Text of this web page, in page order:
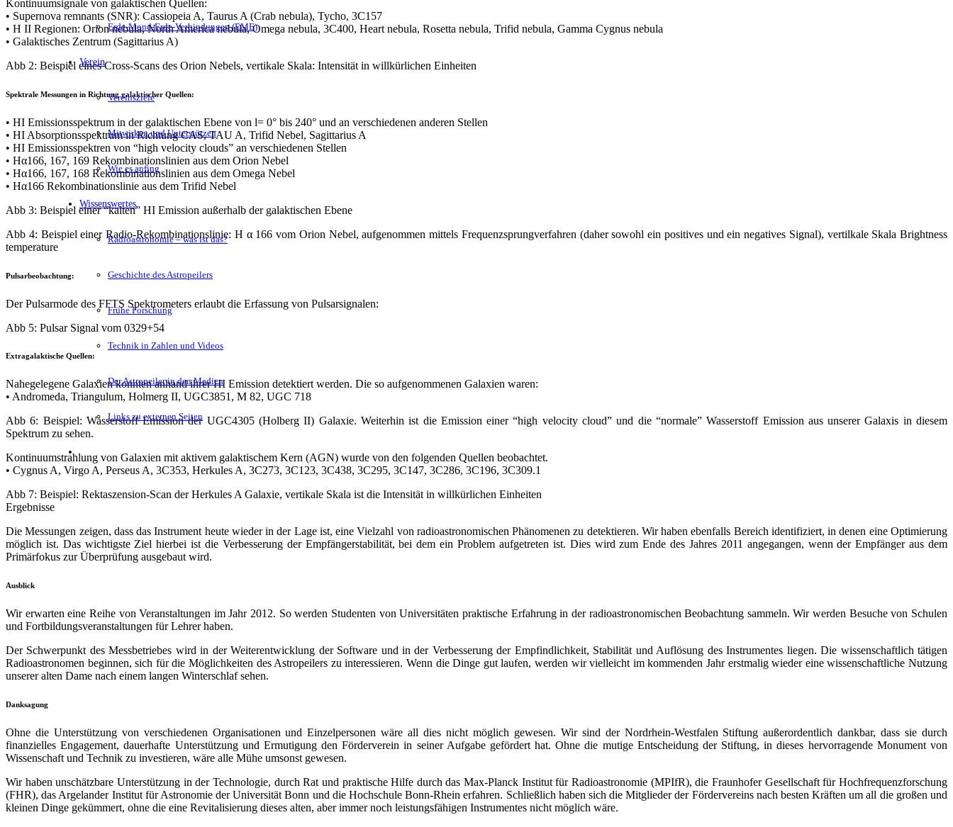
Erde-Mond-Erde-Verbindungen (EME)
Verein
Vereinsziele
Mitwirken und Unterstützen
Wie es anfing
Wissenswertes
Radioastronomie – was ist das?
Geschichte des Astropeilers
Frühe Forschung
Technik in Zahlen und Videos
Der Astropeiler in den Medien
Links zu externen Seiten
Kontinuumsignale von galaktischen Quellen:
• Supernova remnants (SNR): Cassiopeia A, Taurus A (Crab nebula), Tycho, 3C157
• H II Regionen: Orion nebula, North America nebula, Omega nebula, 3C400, Heart nebula, Rosetta nebula, Trifid nebula, Gamma Cygnus nebula
• Galaktisches Zentrum (Sagittarius A)
Abb 2: Beispiel eines Cross-Scans des Orion Nebels, vertikale Skala: Intensität in willkürlichen Einheiten
Spektrale Messungen in Richtung galaktischer Quellen:
• HI Emissionsspektrum in der galaktischen Ebene von l= 0° bis 240° und an verschiedenen anderen Stellen
• HI Absorptionsspektrum in Richtung CAS, TAU A, Trifid Nebel, Sagittarius A
• HI Emissionsspektren von “high velocity clouds” an verschiedenen Stellen
• Hα166, 167, 169 Rekombinationslinien aus dem Orion Nebel
• Hα166, 167, 168 Rekombinationslinien aus dem Omega Nebel
• Hα166 Rekombinationslinie aus dem Trifid Nebel
Abb 3: Beispiel einer “kalten” HI Emission außerhalb der galaktischen Ebene
Abb 4: Beispiel einer Radio-Rekombinationslinie: H α 166 vom Orion Nebel, aufgenommen mittels Frequenzsprungverfahren (daher sowohl ein positives und ein negatives Signal), vertilkale Skala Brightness
temperature
Pulsarbeobachtung:
Der Pulsarmode des FFTS Spektrometers erlaubt die Erfassung von Pulsarsignalen:
Abb 5: Pulsar Signal vom 0329+54
Extragalaktische Quellen:
Nahegelegene Galaxien konnten anhand ihrer HI Emission detektiert werden. Die so aufgenommenen Galaxien waren:
• Andromeda, Triangulum, Holmerg II, UGC3851, M 82, UGC 718
Abb 6: Beispiel: Wasserstoff Emission der UGC4305 (Holberg II) Galaxie. Weiterhin ist die Emission einer “high velocity cloud” und die “normale” Wasserstoff Emission aus unserer Galaxis in diesem
Spektrum zu sehen.
Kontinuumstrahlung von Galaxien mit aktivem galaktischem Kern (AGN) wurde von den folgenden Quellen beobachtet.
• Cygnus A, Virgo A, Perseus A, 3C353, Herkules A, 3C273, 3C123, 3C438, 3C295, 3C147, 3C286, 3C196, 3C309.1
Abb 7: Beispiel: Rektaszension-Scan der Herkules A Galaxie, vertikale Skala ist die Intensität in willkürlichen Einheiten
Ergebnisse
Die Messungen zeigen, dass das Instrument heute wieder in der Lage ist, eine Vielzahl von radioastronomischen Phänomenen zu detektieren. Wir haben ebenfalls Bereich identifiziert, in denen eine Optimierung
möglich ist. Das wichtigste Ziel hierbei ist die Verbesserung der Empfängerstabilität, bei dem ein Problem aufgetreten ist. Dies wird zum Ende des Jahres 2011 angegangen, wenn der Empfänger aus dem
Primärfokus zur Überprüfung ausgebaut wird.
Ausblick
Wir erwarten eine Reihe von Veranstaltungen im Jahr 2012. So werden Studenten von Universitäten praktische Erfahrung in der radioastronomischen Beobachtung sammeln. Wir werden Besuche von Schulen
und Fortbildungsveranstaltungen für Lehrer haben.
Der Schwerpunkt des Messbetriebes wird in der Weiterentwicklung der Software und in der Verbesserung der Empfindlichkeit, Stabilität und Auflösung des Instrumentes liegen. Die wissenschaftlich tätigen
Radioastronomen beginnen, sich für die Möglichkeiten des Astropeilers zu interessieren. Wenn die Dinge gut laufen, werden wir vielleicht im kommenden Jahr erstmalig wieder eine wissenschaftliche Nutzung
unserer alten Dame nach einem langen Winterschlaf sehen.
Danksagung
Ohne die Unterstützung von verschiedenen Organisationen und Einzelpersonen wäre all dies nicht möglich gewesen. Wir sind der Nordrhein-Westfalen Stiftung außerordentlich dankbar, dass sie durch
finanzielles Engagement, dauerhafte Unterstützung und Ermutigung den Förderverein in seiner Aufgabe gefördert hat. Ohne die mutige Entscheidung der Stiftung, in dieses hervorragende Monument von
Wissenschaft und Technik zu investieren, wäre alle Mühe umsonst gewesen.
Wir haben unschätzbare Unterstützung in der Technologie, durch Rat und praktische Hilfe durch das Max-Planck Institut für Radioastronomie (MPIfR), die Fraunhofer Gesellschaft für Hochfrequenzforschung
(FHR), das Argelander Institut für Astronomie der Universität Bonn und die Hochschule Bonn-Rhein erfahren. Schließlich haben sich die Mitglieder der Fördervereins nach besten Kräften um all die großen und
kleinen Dinge gekümmert, ohne die eine Revitalisierung dieses alten, aber immer noch leistungsfähigen Instrumentes nicht möglich wäre.